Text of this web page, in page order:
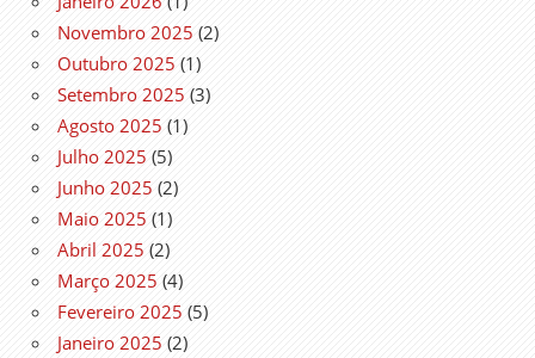
Novembro 2025 (2)
Outubro 2025 (1)
Setembro 2025 (3)
Agosto 2025 (1)
Julho 2025 (5)
Junho 2025 (2)
Maio 2025 (1)
Abril 2025 (2)
Março 2025 (4)
Fevereiro 2025 (5)
Janeiro 2025 (2)